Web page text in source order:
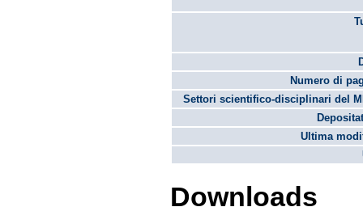
Numero di
Settori scientifico-disciplinari del
Ultima
Downloads